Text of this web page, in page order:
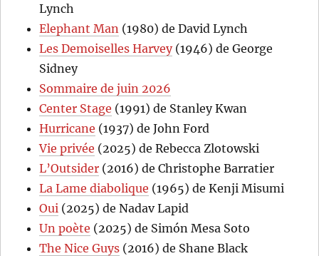
Lynch
Elephant Man (1980) de David Lynch
Les Demoiselles Harvey(1946) de George
Sidney
Sommaire de juin 2026
Center Stage (1991) de Stanley Kwan
Hurricane (1937) de John Ford
Vie privée (2025) de Rebecca Zlotowski
L’Outsider (2016) de Christophe Barratier
La Lame diabolique (1965) de Kenji Misumi
Oui (2025) de Nadav Lapid
Un poète (2025) de Simón Mesa Soto
The Nice Guys (2016) de Shane Black